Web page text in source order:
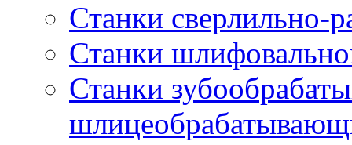
Станки сверлильно-
Станки
Станки